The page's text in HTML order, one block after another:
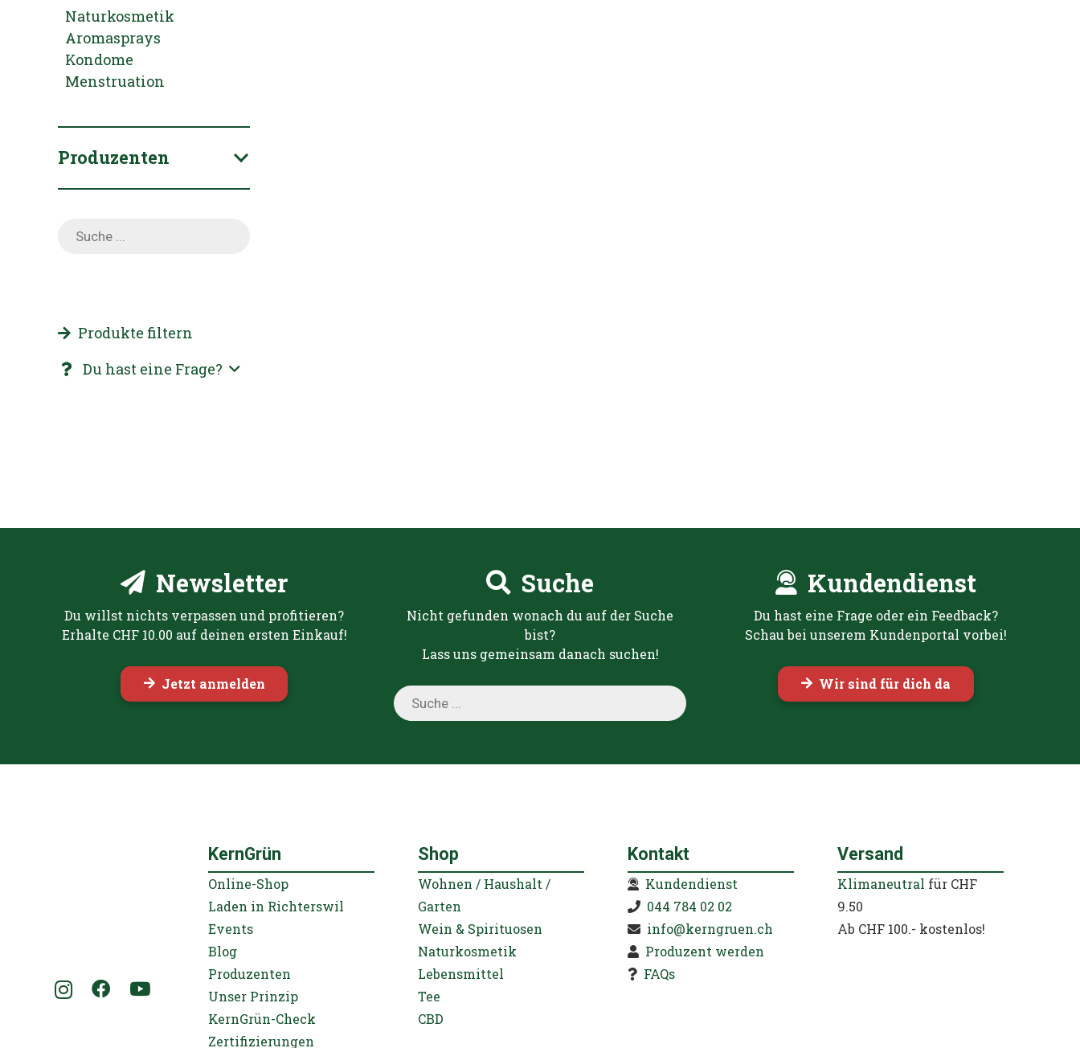
Naturkosmetik
Aromasprays
Kondome
Menstruation
Produzenten
search
Produkte filtern
Du hast eine Frage?
Newsletter
Du willst nichts verpassen und profitieren?
Jetzt anmelden
Suche
Products
Kundendienst
Du hast eine Frage oder ein Feedback?
Wir sind für dich da
KernGrün
Online-Shop
Laden in Richterswil
Events
Blog
Shop
Wohnen / Haushalt /
Garten
Wein & Spirituosen
Naturkosmetik
Kontakt
Kundendienst
044 784 02 02
Versand